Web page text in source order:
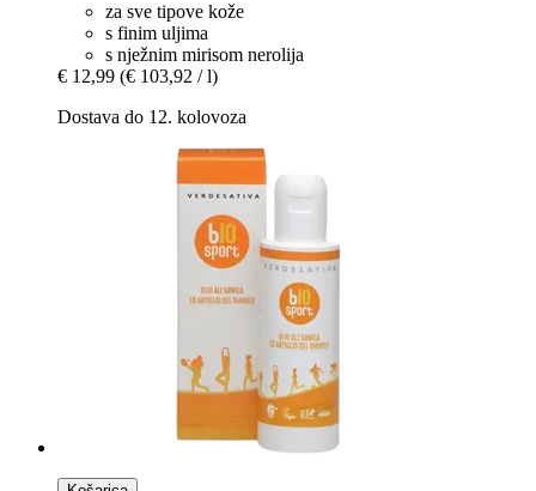
za sve tipove kože
s finim uljima
s nježnim mirisom nerolija
€ 12,99 (€ 103,92 / l)
Dostava do 12. kolovoza